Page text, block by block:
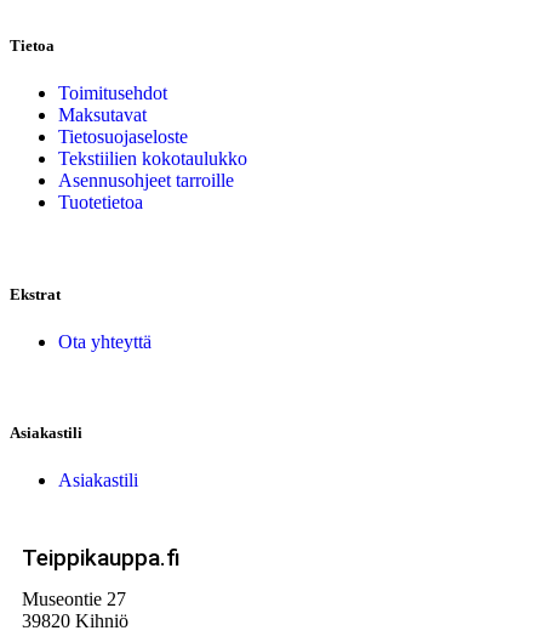
Tietoa
Toimitusehdot
Maksutavat
Tietosuojaseloste
Tekstiilien kokotaulukko
Asennusohjeet tarroille
Tuotetietoa
Ekstrat
Ota yhteyttä
Asiakastili
Asiakastili
Teippikauppa.fi
Museontie 27
39820 Kihniö